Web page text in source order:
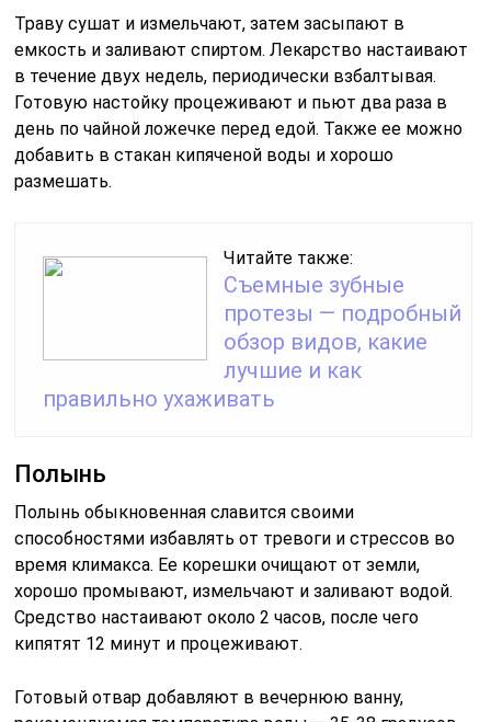
Траву сушат и измельчают, затем засыпают в
емкость и заливают спиртом. Лекарство настаивают
в течение двух недель, периодически взбалтывая.
Готовую настойку процеживают и пьют два раза в
день по чайной ложечке перед едой. Также ее можно
добавить в стакан кипяченой воды и хорошо
размешать.
Читайте также:
Съемные зубные
протезы — подробный
обзор видов, какие
лучшие и как
правильно ухаживать
Полынь
Полынь обыкновенная славится своими
способностями избавлять от тревоги и стрессов во
время климакса. Ее корешки очищают от земли,
хорошо промывают, измельчают и заливают водой.
Средство настаивают около 2 часов, после чего
кипятят 12 минут и процеживают.
Готовый отвар добавляют в вечернюю ванну,